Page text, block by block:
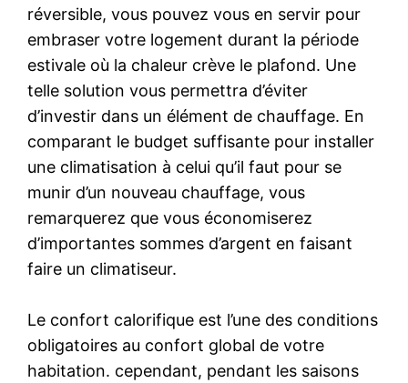
réversible, vous pouvez vous en servir pour
embraser votre logement durant la période
estivale où la chaleur crève le plafond. Une
telle solution vous permettra d’éviter
d’investir dans un élément de chauffage. En
comparant le budget suffisante pour installer
une climatisation à celui qu’il faut pour se
munir d’un nouveau chauffage, vous
remarquerez que vous économiserez
d’importantes sommes d’argent en faisant
faire un climatiseur.
Le confort calorifique est l’une des conditions
obligatoires au confort global de votre
habitation. cependant, pendant les saisons